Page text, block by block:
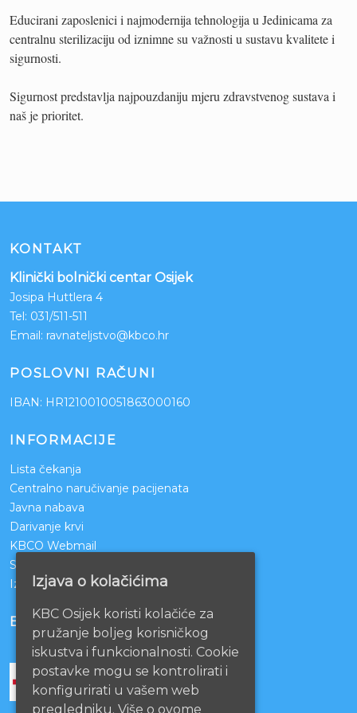
Educirani zaposlenici i najmodernija tehnologija u Jedinicama za
centralnu sterilizaciju od iznimne su važnosti u sustavu kvalitete i
sigurnosti.
Sigurnost predstavlja najpouzdaniju mjeru zdravstvenog sustava i
naš je prioritet.
KONTAKT
Klinički bolnički centar Osijek
Josipa Huttlera 4
Tel: 031/511-511
Email: ravnateljstvo@kbco.hr
POSLOVNI RAČUNI
IBAN: HR1210010051863000160
INFORMACIJE
Lista čekanja
Centralno naručivanje pacijenata
Javna nabava
Darivanje krvi
KBCO Webmail
Sestrinstvo KBC Osijek
Izjava o pristupačnosti mrežnih stranica
BOLNICE PARTNERI
Izjava o kolačićima
KBC Osijek koristi kolačiće za
pružanje boljeg korisničkog
iskustva i funkcionalnosti. Cookie
postavke mogu se kontrolirati i
konfigurirati u vašem web
pregledniku. Više o ovome